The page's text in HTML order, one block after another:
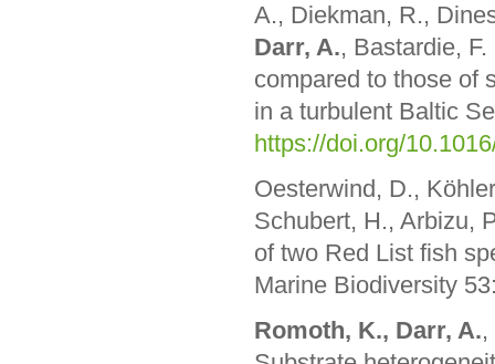
A., Diekman, R.,
Darr, A., Bastardie,
compared to those of
in a turbulent Baltic
https://doi.org/
Oesterwind, D.,
Schubert, H., Arbizu,
of two Red List fish
Marine Biodiversity
Romoth, K., Darr, A.